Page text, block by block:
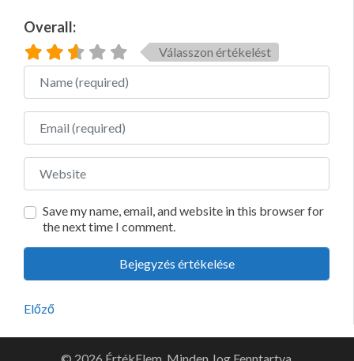
Overall:
Válasszon értékelést
Name
Email
Website
Save my name, email, and website in this browser for
the next time I comment.
Előző
© 2026 ÉrtékElem. Minden Jog Fenntartva.